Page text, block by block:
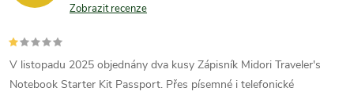
Zobrazit recenze
V listopadu 2025 objednány dva kusy Zápisník Midori Traveler's
Notebook Starter Kit Passport. Přes písemné i telefonické